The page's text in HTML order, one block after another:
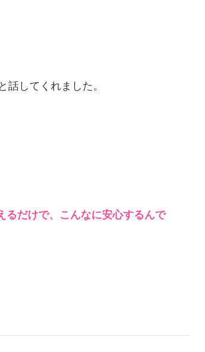
話してくれました。
るだけで、こんなに安心するんで